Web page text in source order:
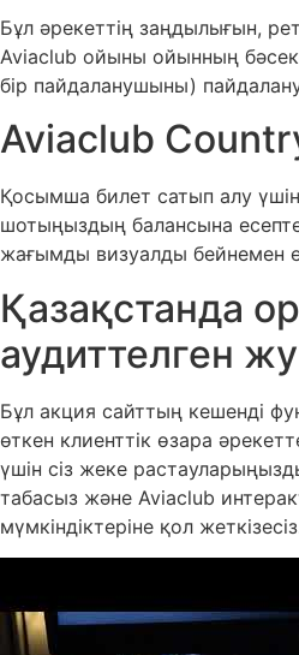
Бұл әрекеттің заңдылығын,
Aviaclub ойыны ойынның
бір пайдаланушыны)
Aviaclub
Қосымша билет сатып алу
шотыңыздың балансына
жағымды визуалды бейнемен
Қазақстанда
аудиттелген
Бұл акция сайттың кешенді
өткен клиенттік өзара
үшін сіз жеке
табасыз және Aviaclub
мүмкіндіктеріне қол